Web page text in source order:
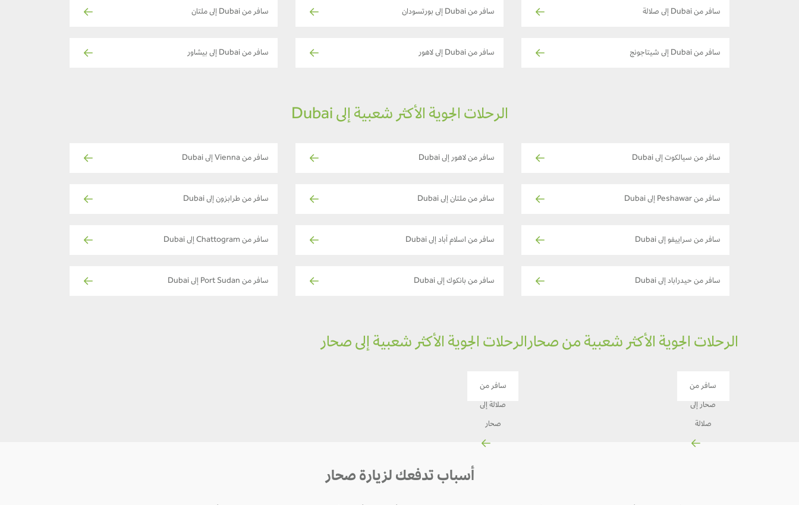
سافر من Dubai إلى صلالة سافر من Dubai إلى بورتسودان سافر من Dubai إلى ملتان
سافر من Dubai إلى شيتاجونج سافر من Dubai إلى لاهور سافر من Dubai إلى بيشاور
الرحلات الجوية الأكثر شعبية إلى Dubai
سافر من سيالكوت إلى Dubai سافر من لاهور إلى Dubai سافر من Vienna إلى Dubai
سافر من Peshawar إلى Dubai سافر من ملتان إلى Dubai سافر من طرابزون إلى Dubai
سافر من سراييفو إلى Dubai سافر من اسلام آباد إلى Dubai سافر من Chattogram إلى Dubai
سافر من حيدراباد إلى Dubai سافر من بانكوك إلى Dubai سافر من Port Sudan إلى Dubai
الرحلات الجوية الأكثر شعبية من صحار
سافر من
صحار إلى
صلالة
الرحلات الجوية الأكثر شعبية إلى صحار
سافر من
صلالة إلى
صحار
أسباب تدفعك لزيارة صحار